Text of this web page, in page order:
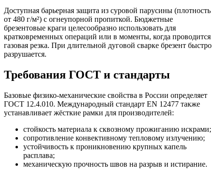
Доступная барьерная защита из суровой парусины (плотность
от 480 г/м²) с огнеупорной пропиткой. Бюджетные
брезентовые краги целесообразно использовать для
кратковременных операций или в моменты, когда проводится
газовая резка. При длительной дуговой сварке брезент быстро
разрушается.
Требования ГОСТ и стандарты
Базовые физико-механические свойства в России определяет
ГОСТ 12.4.010. Международный стандарт EN 12477 также
устанавливает жёсткие рамки для производителей:
стойкость материала к сквозному прожиганию искрами;
сопротивление конвективному тепловому излучению;
устойчивость к проникновению крупных капель
расплава;
механическую прочность швов на разрыв и истирание.